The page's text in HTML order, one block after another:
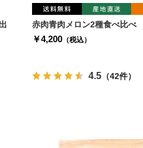
赤肉青肉メロン2種食べ比べ
￥4,200 （税込）
4.5 （42件）